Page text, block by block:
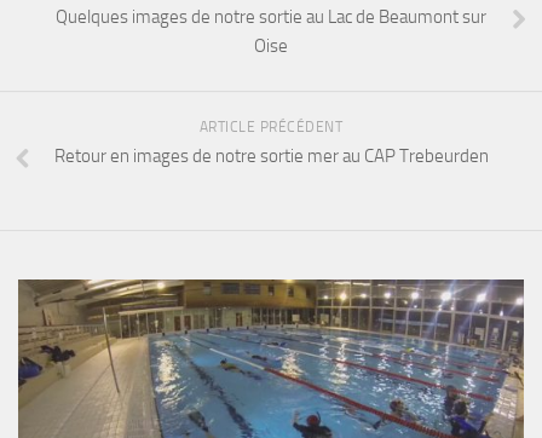
Quelques images de notre sortie au Lac de Beaumont sur
Oise
ARTICLE PRÉCÉDENT
Retour en images de notre sortie mer au CAP Trebeurden